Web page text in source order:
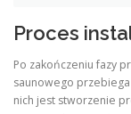
Proces
Po zakończeniu fazy
saunowego
nich jest stworzenie